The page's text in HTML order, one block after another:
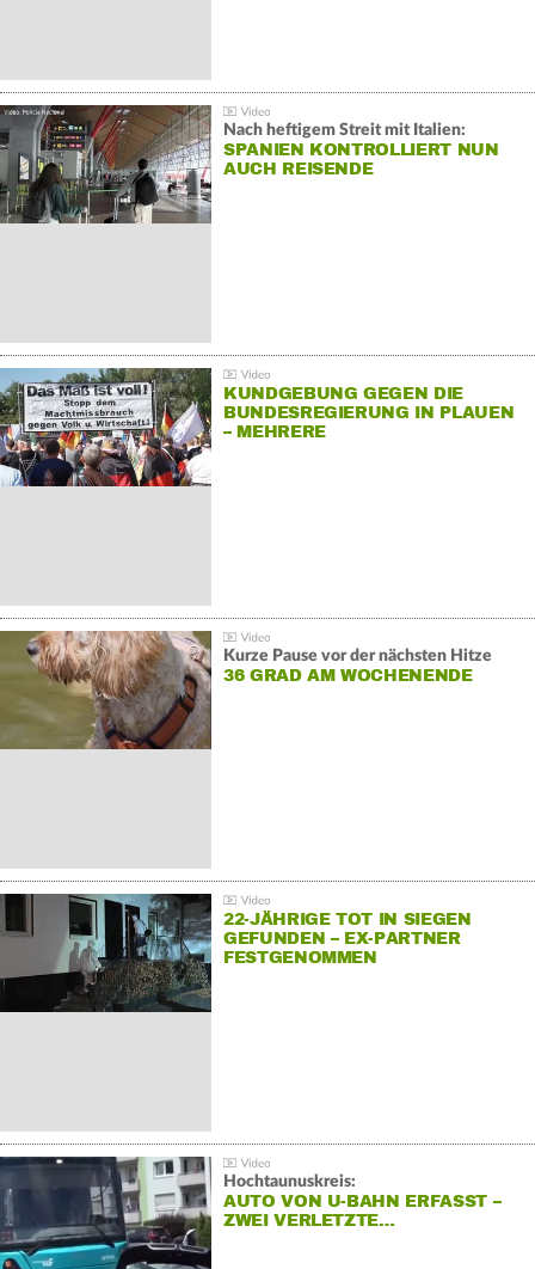
Nach heftigem Streit mit Italien:
SPANIEN KONTROLLIERT NUN
AUCH REISENDE
KUNDGEBUNG GEGEN DIE
BUNDESREGIERUNG IN PLAUEN
– MEHRERE
Kurze Pause vor der nächsten Hitze
36 GRAD AM WOCHENENDE
22-JÄHRIGE TOT IN SIEGEN
GEFUNDEN – EX-PARTNER
FESTGENOMMEN
Hochtaunuskreis:
AUTO VON U-BAHN ERFASST –
ZWEI VERLETZTE…